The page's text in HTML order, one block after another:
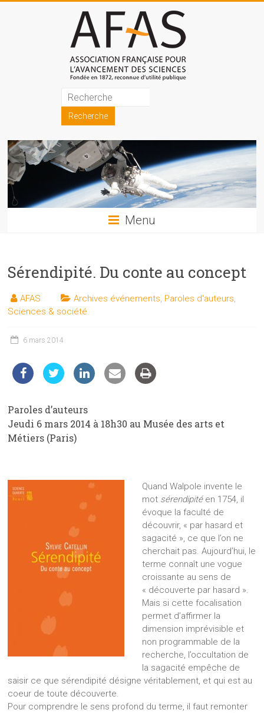
Association
française
pour
l'avancement
des
sciences
les
et
les
auprès
public
Menu
Sérendipité. Du conte au concept
AFAS Archives événements, Paroles d'auteurs,
Sciences & société
6 mars 2014
Paroles d’auteurs
Jeudi 6 mars 2014 à 18h30 au Musée des arts et
Métiers (Paris)
Quand Walpole invente le
mot sérendipitéen 1754, il
évoque la faculté de
découvrir, « par hasard et
sagacité », ce que l’on ne
cherchait pas. Aujourd’hui, le
terme connaît une vogue
croissante au sens de
« découverte par hasard ».
Mais si cette focalisation
permet d’affirmer la
dimension imprévisible et
non programmable de la
recherche, l’occultation de
la sagacité empêche de
saisir ce que sérendipité désigne véritablement, et qui est au
coeur de toute découverte.
Pour comprendre le sens profond du terme, il faut remonter